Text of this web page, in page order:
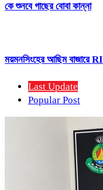
কে শুনবে গাছের বোবা কান্না
ময়মনসিংহের আছিম
Last Update
Popular Post